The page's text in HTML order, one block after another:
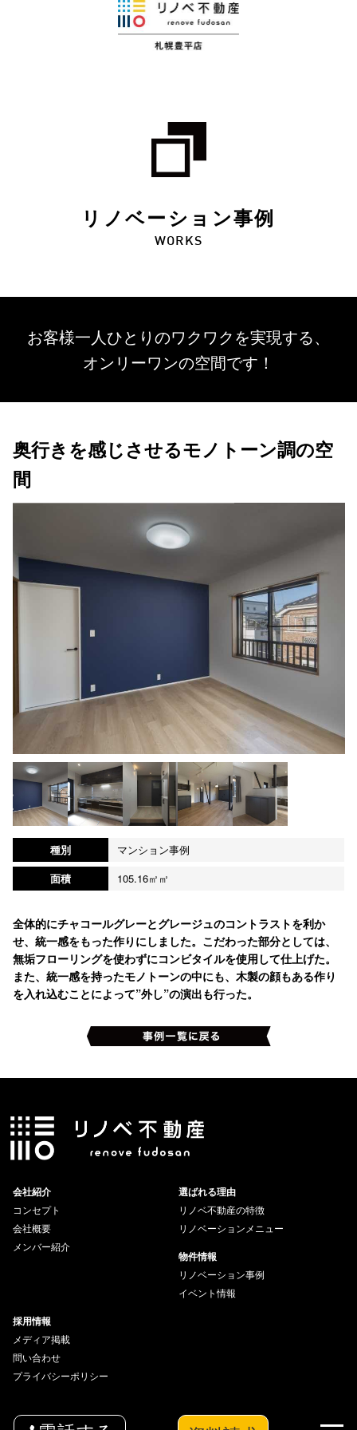
リノベーション事例
WORKS
お客様一人ひとりのワクワクを実現する、
オンリーワンの空間です！
奥行きを感じさせるモノトーン調の空
間
種別
マンション事例
面積
105.16㎡㎡
全体的にチャコールグレーとグレージュのコントラストを利か
せ、統一感をもった作りにしました。こだわった部分としては、
無垢フローリングを使わずにコンビタイルを使用して仕上げた。
また、統一感を持ったモノトーンの中にも、木製の顔もある作り
を入れ込むことによって”外し”の演出も行った。
会社紹介
コンセプト
会社概要
メンバー紹介
選ばれる理由
リノベ不動産の特徴
リノベーションメニュー
物件情報
リノベーション事例
イベント情報
採用情報
メディア掲載
問い合わせ
プライバシーポリシー